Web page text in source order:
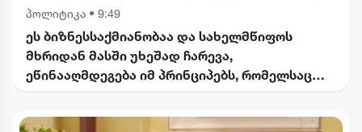
პოლიტიკა • 9:49
ეს ბიზნესსაქმიანობაა და სახელმწიფოს
მხრიდან მასში უხეშად ჩარევა,
ეწინააღმდეგება იმ პრინციპებს, რომელსაც
"ინტერრაოს" დასანქცირებაზე